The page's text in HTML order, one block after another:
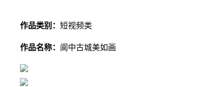
作品类别： 短视频类
作品名称： 阆中古城美如画